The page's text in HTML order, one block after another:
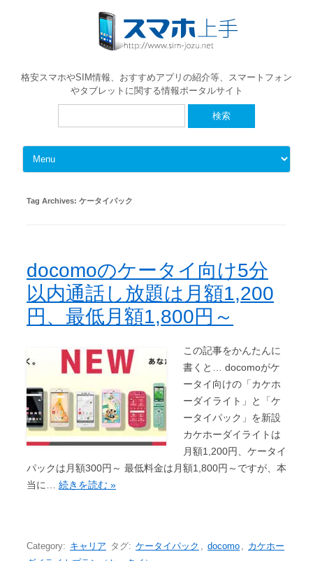
格安スマホやSIM情報、おすすめアプリの紹介等、スマートフォン
やタブレットに関する情報ポータルサイト
Skip to content
Tag Archives: ケータイパック
docomoのケータイ向け5分
以内通話し放題は月額1,200
円、最低月額1,800円～
この記事をかんたんに
書くと… docomoがケ
ータイ向けの「カケホ
ーダイライト」と「ケ
ータイパック」を新設
カケホーダイライトは
月額1,200円、ケータイ
パックは月額300円～ 最低料金は月額1,800円～ですが、本
当に… 続きを読む »
Category: キャリア タグ: ケータイパック , docomo , カケホー